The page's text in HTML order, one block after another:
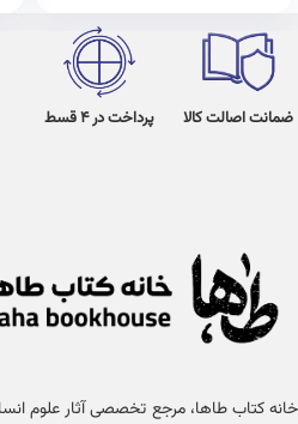
ضمانت اصالت کالا پرداخت در 4 قسط